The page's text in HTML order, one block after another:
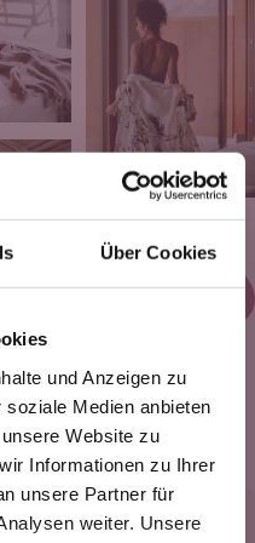
Über Cookies
und Anzeigen zu
Medien anbieten
Website zu
Informationen zu Ihrer
unsere Partner für
weiter. Unsere